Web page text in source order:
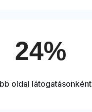
24%
oldal látogatásonként